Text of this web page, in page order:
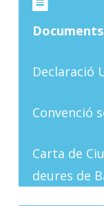
Declaració
Convenció
Carta de
deures de